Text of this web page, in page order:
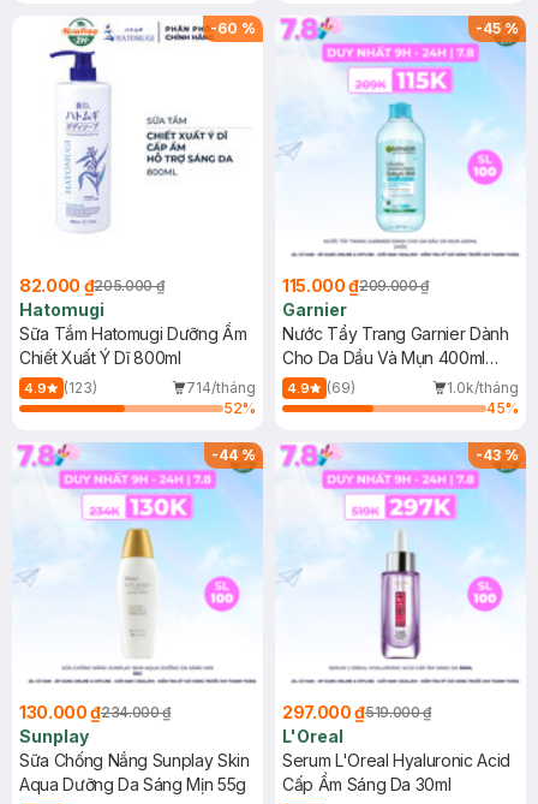
(SL có hạn)
-60 %
82.000 ₫205.000 ₫
Hatomugi
Sữa Tắm Hatomugi Dưỡng Ẩm
Chiết Xuất Ý Dĩ 800ml
4.9 (123)
714/tháng
52%
-45%
115.000 ₫209.000 ₫
Garnier
Nước Tẩy Trang Garnier Dành
Cho Da Dầu Và Mụn 400ml
(Mới)
4.9 (69)
1.0k/tháng
45%
-44%
130.000 ₫234.000 ₫
Sunplay
Sữa Chống Nắng Sunplay Skin
Aqua Dưỡng Da Sáng Mịn 55g
-43%
297.000 ₫519.000 ₫
L'Oreal
Serum L'Oreal Hyaluronic Acid
Cấp Ẩm Sáng Da 30ml